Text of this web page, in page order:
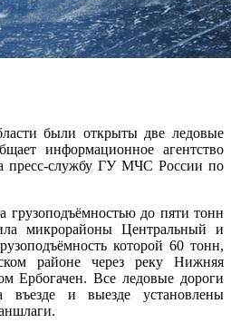
были открыты две ледовые
информационное агентство
пресс-службу ГУ МЧС России по
грузоподъёмностью до пяти тонн
микрорайоны Центральный и
которой 60 тонн,
районе через реку Нижняя
Ербогачен. Все ледовые дороги
въезде и выезде установлены